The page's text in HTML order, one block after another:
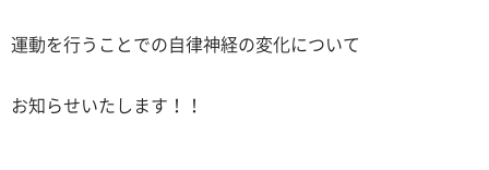
運動を行うことでの自律神経の変化について
お知らせいたします！！